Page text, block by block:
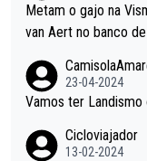
Metam o gajo na
van Aert no banco
23-04-2024
Vamos ter
Cicloviajador
13-02-2024